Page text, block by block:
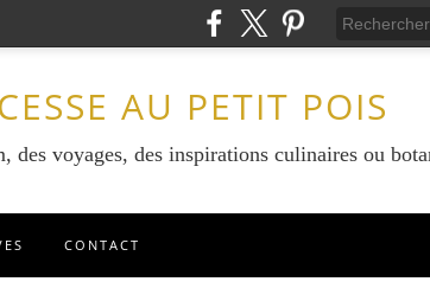
AU PETIT POIS
des voyages, des inspirations culinaires ou
CONTACT